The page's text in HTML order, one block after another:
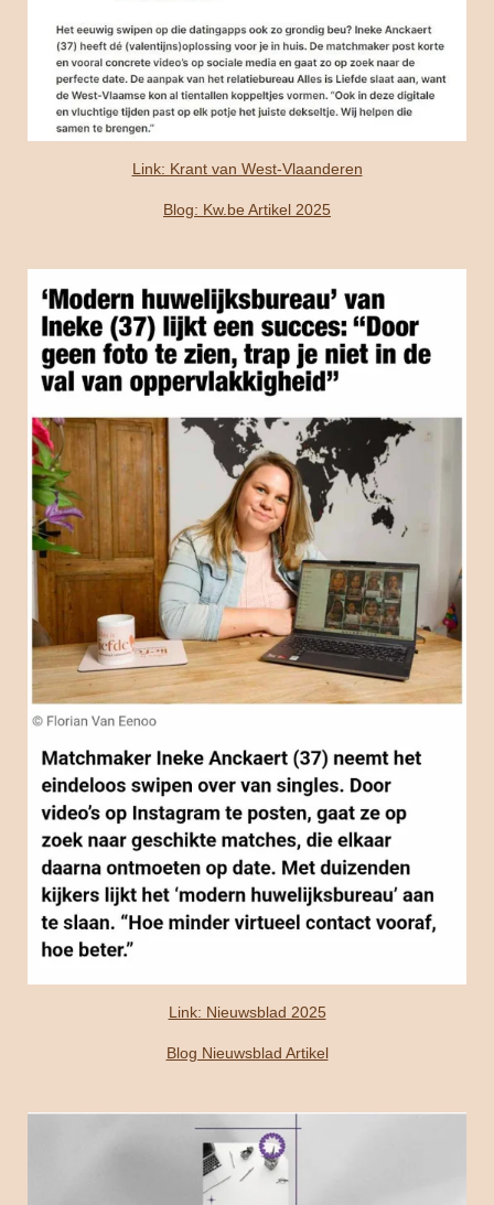
Link: Krant van West-Vlaanderen
Blog: Kw.be Artikel 2025
Link: Nieuwsblad 2025
Blog Nieuwsblad Artikel